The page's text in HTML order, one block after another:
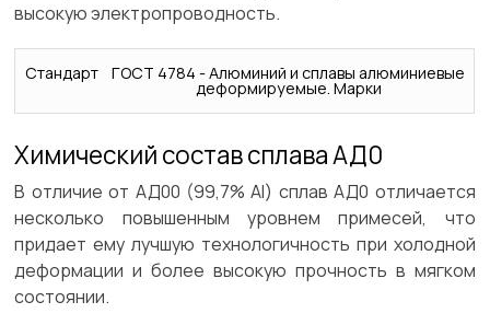
высокую электропроводность.
Стандарт ГОСТ 4784 - Алюминий и сплавы алюминиевые
деформируемые. Марки
Химический состав сплава АД0
В отличие от АД00 (99,7% Al) сплав АД0 отличается
несколько повышенным уровнем примесей, что
придает ему лучшую технологичность при холодной
деформации и более высокую прочность в мягком
состоянии.